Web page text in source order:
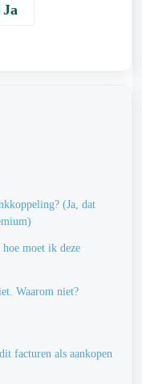
Ja
(Ja, dat
moet ik deze
Waarom niet?
facturen als aankopen